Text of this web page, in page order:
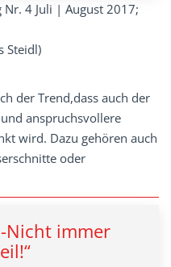
Nr. 4 Juli | August 2017;
Steidl)
der Trend,dass auch der
anspruchsvollere
wird. Dazu gehören auch
oder
Nicht immer